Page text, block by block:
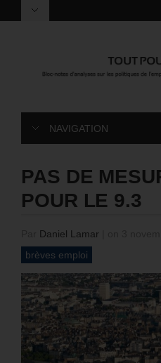
NAVIGATION
PAS DE
POUR LE 9.3
Daniel Lamar
brèves emploi